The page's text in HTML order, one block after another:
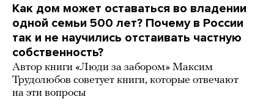
Как дом может оставаться во владении
одной семьи 500 лет? Почему в России
так и не научились отстаивать частную
собственность?
Автор книги «Люди за забором» Максим
Трудолюбов советует книги, которые отвечают
на эти вопросы